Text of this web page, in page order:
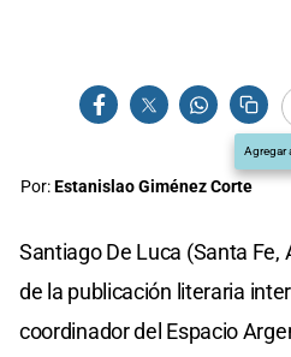
Agregar
Por:Estanislao Giménez Corte
Santiago De Luca (Santa
de la publicación literaria
coordinador del Espacio